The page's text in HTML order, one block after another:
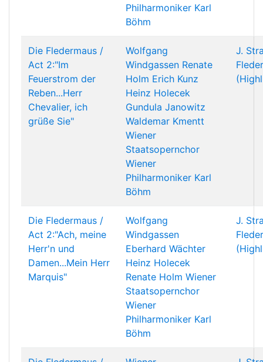
Philharmoniker Karl
Böhm
Die Fledermaus /
Act 2:"Im
Feuerstrom der
Reben...Herr
Chevalier, ich
grüße Sie"
Wolfgang
Windgassen Renate
Holm Erich Kunz
Heinz Holecek
Gundula Janowitz
Waldemar Kmentt
Wiener
Staatsopernchor
Wiener
Philharmoniker Karl
Böhm
J.
Die Fledermaus /
Act 2:"Ach, meine
Herr'n und
Damen...Mein Herr
Marquis"
Wolfgang
Windgassen
Eberhard Wächter
Heinz Holecek
Renate Holm Wiener
Staatsopernchor
Wiener
Philharmoniker Karl
Böhm
J.